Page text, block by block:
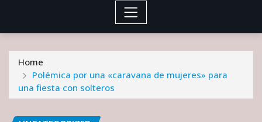
Home
Polémica por una «caravana de mujeres» para
una fiesta con solteros